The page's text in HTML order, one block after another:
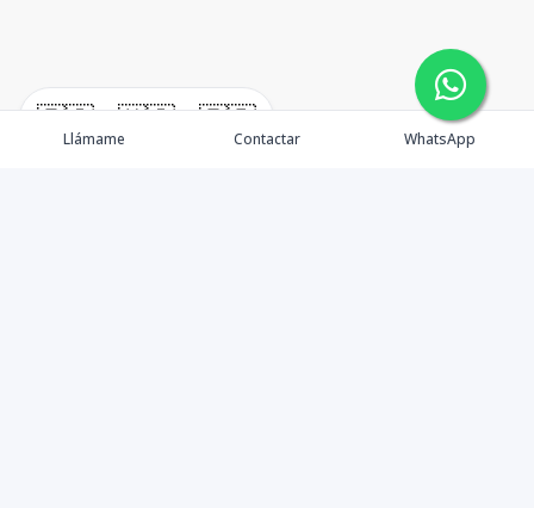
🇪🇸 🇺🇸 🇫🇷
Llámame Contactar WhatsApp